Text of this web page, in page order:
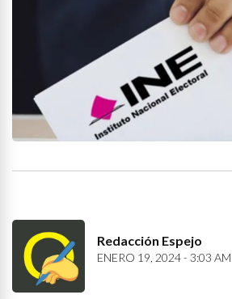
Redacción Espejo
ENERO 19, 2024 - 3:03